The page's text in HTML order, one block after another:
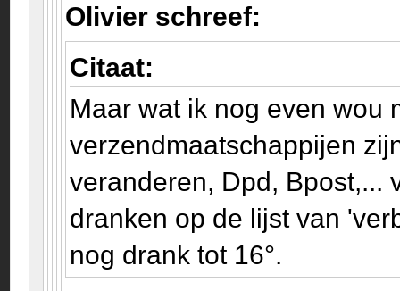
Olivier schreef:
Citaat:
Maar wat ik nog even wou
verzendmaatschappijen
veranderen, Dpd, Bpost,...
dranken op de lijst van
nog drank tot 16°.